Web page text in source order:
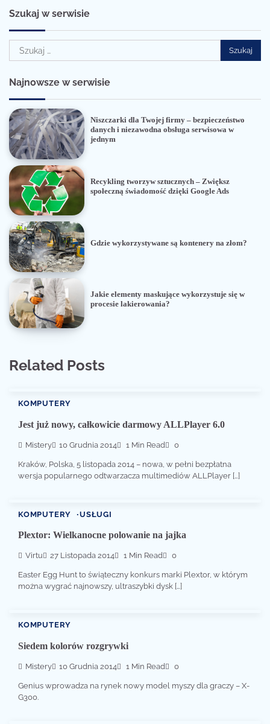
Szukaj w serwisie
Szukaj:
Najnowsze w serwisie
Niszczarki dla Twojej firmy – bezpieczeństwo
danych i niezawodna obsługa serwisowa w
jednym
Recykling tworzyw sztucznych – Zwiększ
społeczną świadomość dzięki Google Ads
Gdzie wykorzystywane są kontenery na złom?
Jakie elementy maskujące wykorzystuje się w
procesie lakierowania?
Related Posts
KOMPUTERY
Jest już nowy, całkowicie darmowy ALLPlayer 6.0
Mistery 10 Grudnia 2014 1 Min Read 0
Kraków, Polska, 5 listopada 2014 – nowa, w pełni bezpłatna
wersja popularnego odtwarzacza multimediów ALLPlayer […]
KOMPUTERY USŁUGI
Plextor: Wielkanocne polowanie na jajka
Virtu 27 Listopada 2014 1 Min Read 0
Easter Egg Hunt to świąteczny konkurs marki Plextor, w którym
można wygrać najnowszy, ultraszybki dysk […]
KOMPUTERY
Siedem kolorów rozgrywki
Mistery 10 Grudnia 2014 1 Min Read 0
Genius wprowadza na rynek nowy model myszy dla graczy – X-
G300.